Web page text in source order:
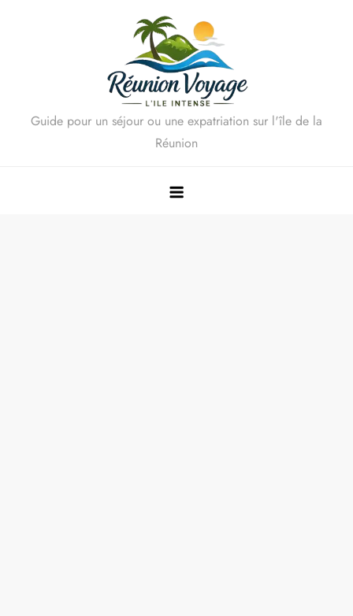
Guide pour un séjour ou une expatriation sur l'île de la
Réunion